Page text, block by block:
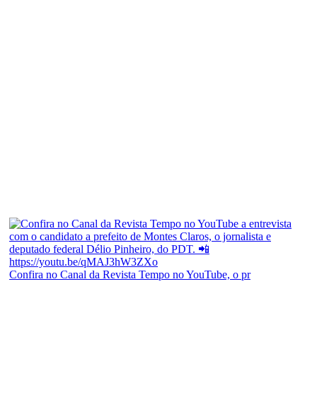
Confira no Canal da Revista Tempo no YouTube, o pr